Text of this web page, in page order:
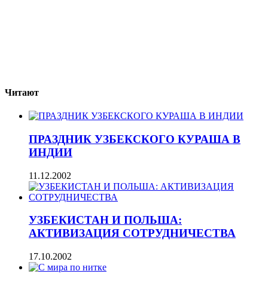
Читают
ПРАЗДНИК УЗБЕКСКОГО КУРАША В
ИНДИИ
11.12.2002
УЗБЕКИСТАН И ПОЛЬША:
АКТИВИЗАЦИЯ СОТРУДНИЧЕСТВА
17.10.2002